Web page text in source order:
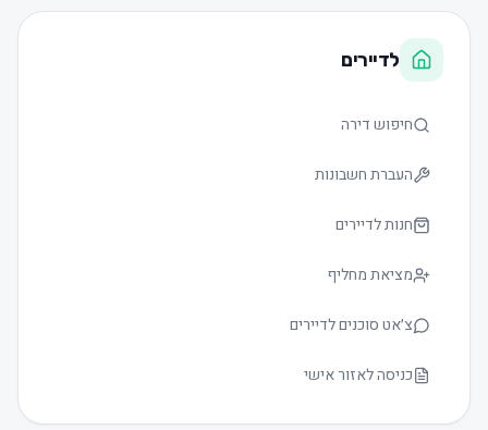
לדיירים
חיפוש דירה
העברת חשבונות
חנות לדיירים
מציאת מחליף
צ׳אט סוכנים לדיירים
כניסה לאזור אישי